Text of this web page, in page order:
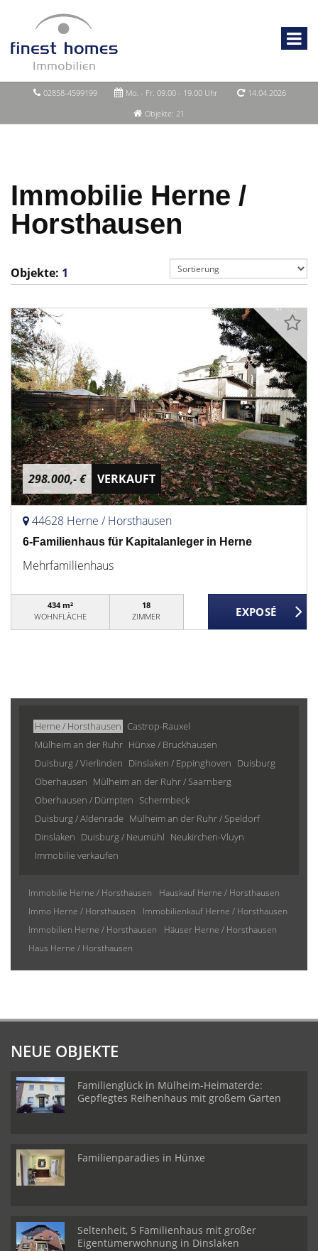
02858-4599199 Mo. - Fr. 09.00 - 19.00 Uhr
14.04.2026
Objekte: 21
Immobilie Herne /
Horsthausen
Objekte: 1
298.000,- € VERKAUFT
44628 Herne / Horsthausen
6-Familienhaus für Kapitalanleger in Herne
Mehrfamilienhaus
434 m²
WOHNFLÄCHE
18
ZIMMER
Herne / Horsthausen Castrop-Rauxel
Mülheim an der Ruhr Hünxe / Bruckhausen
Duisburg / Vierlinden Dinslaken / Eppinghoven Duisburg
Oberhausen Mülheim an der Ruhr / Saarnberg
Oberhausen / Dümpten Schermbeck
Duisburg / Aldenrade Mülheim an der Ruhr / Speldorf
Dinslaken Duisburg / Neumühl Neukirchen-Vluyn
Immobilie verkaufen
Immobilie Herne / Horsthausen
Hauskauf Herne / Horsthausen
Immo Herne / Horsthausen
Immobilienkauf Herne / Horsthausen
Immobilien Herne / Horsthausen
Häuser Herne / Horsthausen
Haus Herne / Horsthausen
NEUE OBJEKTE
Familienglück in Mülheim-Heimaterde:
Gepflegtes Reihenhaus mit großem Garten
Familienparadies in Hünxe
Seltenheit, 5 Familienhaus mit großer
Eigentümerwohnung in Dinslaken